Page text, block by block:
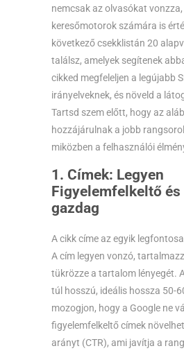
nemcsak az olvasókat
keresőmotorok számára is
következő csekklistán 20
találsz, amelyek segítenek
cikked megfeleljen a legújabb
irányelveknek, és növeld a
Tartsd szem előtt, hogy az
hozzájárulnak a jobb
miközben a felhasználói
1. Címek: Legyen
Figyelemfelkeltő
gazdag
A cikk címe az egyik
A cím legyen vonzó,
tükrözze a tartalom lényegét.
túl hosszú, ideális hossza 50-
mozogjon, hogy a Google ne
figyelemfelkeltő címek
arányt (CTR), ami javítja a